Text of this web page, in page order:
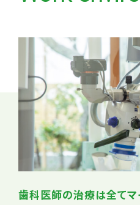
歯科医師の治療は全てマ